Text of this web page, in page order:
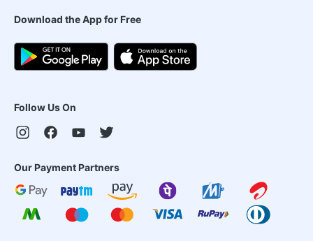
Download the App for Free
Follow Us On
Our Payment Partners